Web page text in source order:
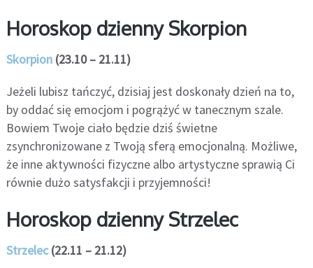
Horoskop dzienny Skorpion
Skorpion(23.10 – 21.11)
Jeżeli lubisz tańczyć, dzisiaj jest doskonały dzień na to,
by oddać się emocjom i pogrążyć w tanecznym szale.
Bowiem Twoje ciało będzie dziś świetne
zsynchronizowane z Twoją sferą emocjonalną. Możliwe,
że inne aktywności fizyczne albo artystyczne sprawią Ci
równie dużo satysfakcji i przyjemności!
Horoskop dzienny Strzelec
Strzelec(22.11 – 21.12)